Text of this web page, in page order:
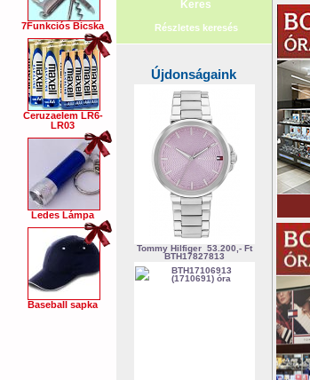
7Funkciós Bicska
Ceruzaelem LR6-
LR03
Ledes Lámpa
Baseball sapka
Részletes keresés
Újdonságaink
Tommy Hilfiger 53.200,- Ft
BTH17827813